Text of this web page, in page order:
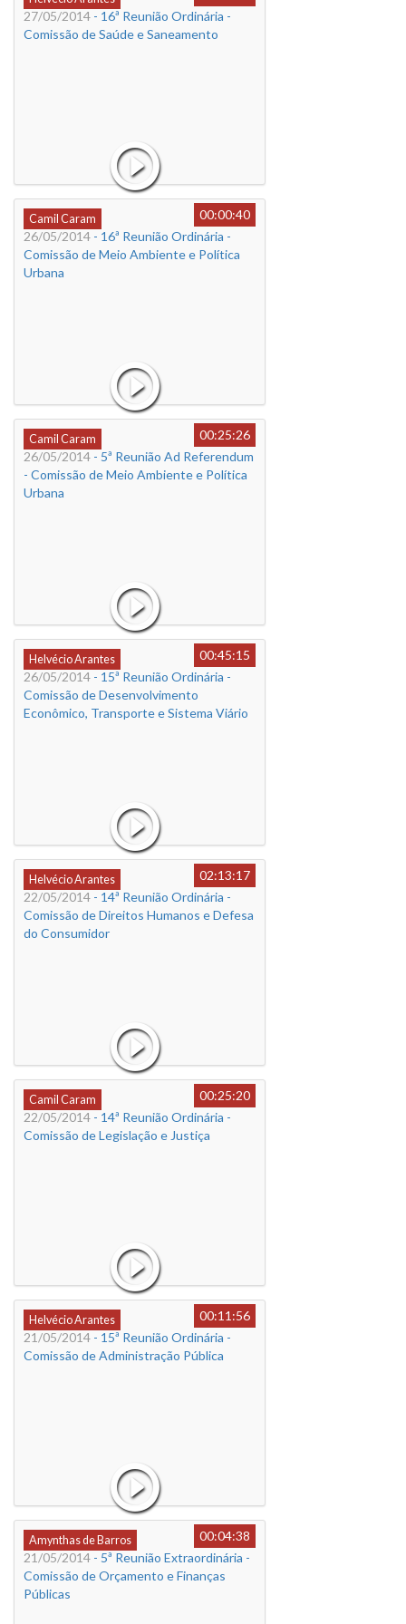
27/05/2014 - 16ª Reunião Ordinária -
Comissão de Saúde e Saneamento
Camil Caram
00:00:40
26/05/2014 - 16ª Reunião Ordinária -
Comissão de Meio Ambiente e Política
Urbana
Camil Caram
00:25:26
26/05/2014 - 5ª Reunião Ad Referendum
- Comissão de Meio Ambiente e Política
Urbana
Helvécio Arantes
00:45:15
26/05/2014 - 15ª Reunião Ordinária -
Comissão de Desenvolvimento
Econômico, Transporte e Sistema Viário
Helvécio Arantes
02:13:17
22/05/2014 - 14ª Reunião Ordinária -
Comissão de Direitos Humanos e Defesa
do Consumidor
Camil Caram
00:25:20
22/05/2014 - 14ª Reunião Ordinária -
Comissão de Legislação e Justiça
Helvécio Arantes
00:11:56
21/05/2014 - 15ª Reunião Ordinária -
Comissão de Administração Pública
Amynthas de Barros
00:04:38
21/05/2014 - 5ª Reunião Extraordinária -
Comissão de Orçamento e Finanças
Públicas